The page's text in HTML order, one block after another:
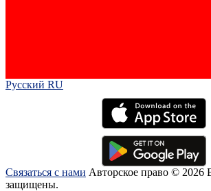
Русский RU‎
Связаться с нами Авторское право © 2026
защищены.